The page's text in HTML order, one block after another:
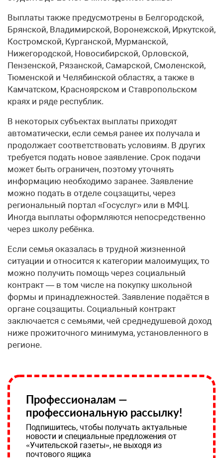
Выплаты также предусмотрены в Белгородской,
Брянской, Владимирской, Воронежской, Иркутской,
Костромской, Курганской, Мурманской,
Нижегородской, Новосибирской, Орловской,
Пензенской, Рязанской, Самарской, Смоленской,
Тюменской и Челябинской областях, а также в
Камчатском, Красноярском и Ставропольском
краях и ряде республик.
В некоторых субъектах выплаты приходят
автоматически, если семья ранее их получала и
продолжает соответствовать условиям. В других
требуется подать новое заявление. Срок подачи
может быть ограничен, поэтому уточнять
информацию необходимо заранее. Заявление
можно подать в отделе соцзащиты, через
региональный портал «Госуслуг» или в МФЦ.
Иногда выплаты оформляются непосредственно
через школу ребёнка.
Если семья оказалась в трудной жизненной
ситуации и относится к категории малоимущих, то
можно получить помощь через социальный
контракт — в том числе на покупку школьной
формы и принадлежностей. Заявление подаётся в
органе соцзащиты. Социальный контракт
заключается с семьями, чей среднедушевой доход
ниже прожиточного минимума, установленного в
регионе.
Профессионалам —
профессиональную рассылку!
Подпишитесь, чтобы получать актуальные
новости и специальные предложения от
«Учительской газеты», не выходя из
почтового ящика